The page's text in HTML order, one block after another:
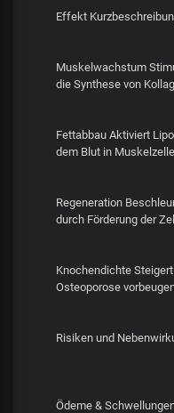
Effekt
Muskelwachstum
die Synthese von
Fettabbau Aktiviert
dem Blut in
Regeneration
durch Förderung der
Knochendichte
Osteoporose
Risiken und
Ödeme &